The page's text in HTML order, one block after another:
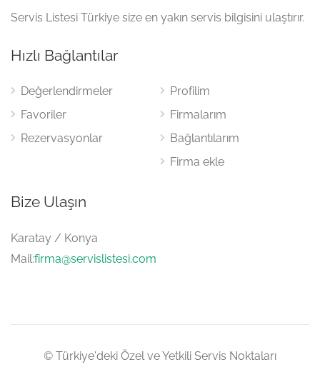
Servis Listesi Türkiye size en yakın servis bilgisini ulaştırır.
Hızlı Bağlantılar
Değerlendirmeler
Favoriler
Rezervasyonlar
Profilim
Firmalarım
Bağlantılarım
Firma ekle
Bize Ulaşın
Karatay / Konya
Mail:firma@servislistesi.com
© Türkiye'deki Özel ve Yetkili Servis Noktaları